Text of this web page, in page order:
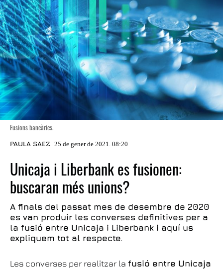
Fusions bancàries.
PAULA SAEZ 25 de gener de 2021. 08:20
Unicaja i Liberbank es fusionen:
buscaran més unions?
A finals del passat mes de desembre de 2020
es van produir les converses definitives per a
la fusió entre Unicaja i Liberbank i aquí us
expliquem tot al respecte.
Les converses per realitzar la fusió entre Unicaja